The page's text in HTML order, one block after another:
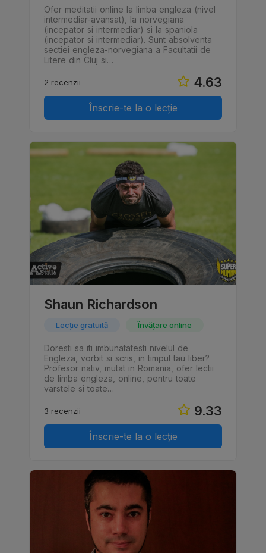
Ofer meditatii online la limba engleza (nivel
intermediar-avansat), la norvegiana
(incepator si intermediar) si la spaniola
(incepator si intermediar). Sunt absolventa
sectiei engleza-norvegiana a Facultatii de
Litere din Cluj si…
4.63
2 recenzii
Înscrie-te la o lecție
Shaun Richardson
Lecție gratuită Învățare online
Doresti sa iti imbunatatesti nivelul de
Engleza, vorbit si scris, in timpul tau liber?
Profesor nativ, mutat in Romania, ofer lectii
de limba engleza, online, pentru toate
varstele si toate…
9.33
3 recenzii
Înscrie-te la o lecție